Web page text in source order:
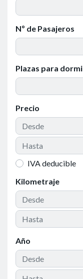
Nº de Pasajeros
Plazas para
Precio
IVA deducible
Kilometraje
Año